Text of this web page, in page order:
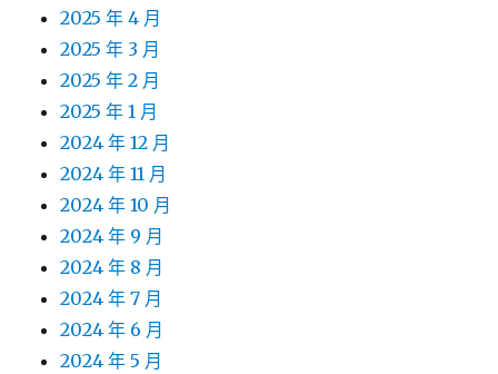
2025 年 4 月
2025 年 3 月
2025 年 2 月
2025 年 1 月
2024 年 12 月
2024 年 11 月
2024 年 10 月
2024 年 9 月
2024 年 8 月
2024 年 7 月
2024 年 6 月
2024 年 5 月